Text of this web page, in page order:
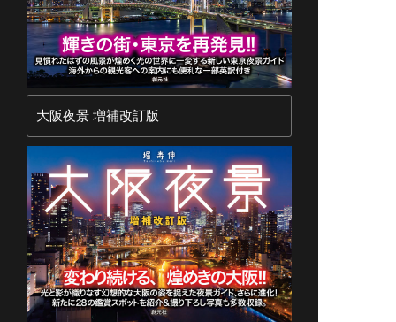
大阪夜景 増補改訂版